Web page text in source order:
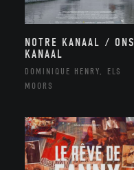
NOTRE KANAAL / ONS
KANAAL
DOMINIQUE HENRY, ELS
MOORS